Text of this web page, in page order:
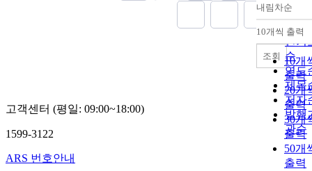
정확
순
인기
순
연도
제목
저자
발행
관순
내림차순
내림
10개씩 출력
10개
출력
20개
출력
30개
출력
50개
출력
조회
고객센터 (평일: 09:00~18:00)
1599-3122
ARS 번호안내